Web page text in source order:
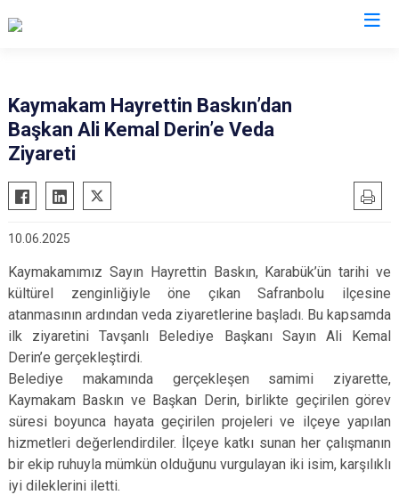
Altıntaş
Aslanapa
Çavdarhisar
Emet
Gediz
Tavşanlı
Kaymakam Hayrettin Baskın’dan
Başkan Ali Kemal Derin’e Veda
Ziyareti
10.06.2025
Kaymakamımız Sayın Hayrettin Baskın, Karabük’ün tarihi ve
kültürel zenginliğiyle öne çıkan Safranbolu ilçesine
atanmasının ardından veda ziyaretlerine başladı. Bu kapsamda
ilk ziyaretini Tavşanlı Belediye Başkanı Sayın Ali Kemal
Derin’e gerçekleştirdi.
Belediye makamında gerçekleşen samimi ziyarette,
Kaymakam Baskın ve Başkan Derin, birlikte geçirilen görev
süresi boyunca hayata geçirilen projeleri ve ilçeye yapılan
hizmetleri değerlendirdiler. İlçeye katkı sunan her çalışmanın
bir ekip ruhuyla mümkün olduğunu vurgulayan iki isim, karşılıklı
iyi dileklerini iletti.